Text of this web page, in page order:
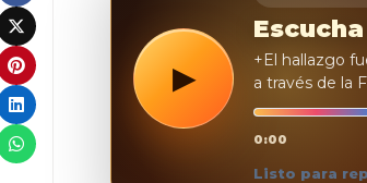
▶REPRODUCIR
+El hallazgo
a través de la
0:00
Listo para